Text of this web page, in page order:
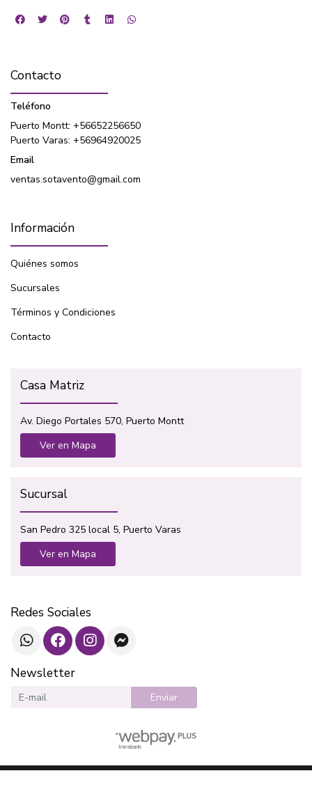
Contacto
Teléfono
Puerto Montt: +56652256650
Puerto Varas: +56964920025
Email
ventas.sotavento@gmail.com
Información
Quiénes somos
Sucursales
Términos y Condiciones
Contacto
Casa Matriz
Av. Diego Portales 570, Puerto Montt
Ver en Mapa
Sucursal
San Pedro 325 local 5, Puerto Varas
Ver en Mapa
Redes Sociales
Newsletter
Enviar